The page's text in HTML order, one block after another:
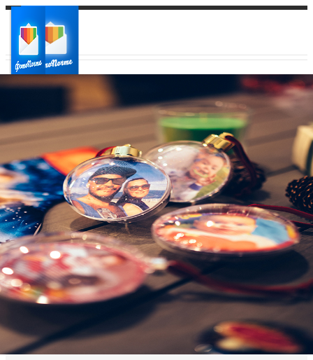
Ваш город:
Ваш регион доставки
Выберите из списка: